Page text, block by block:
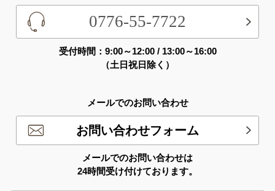
0776-55-7722
受付時間：9:00～12:00 / 13:00～16:00
（土日祝日除く）
メールでのお問い合わせ
お問い合わせフォーム
メールでのお問い合わせは
24時間受け付けております。